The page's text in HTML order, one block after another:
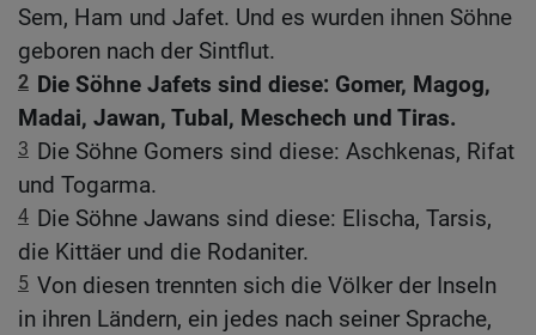
Sem, Ham und Jafet. Und es wurden ihnen Söhne
geboren nach der Sintflut.
2 Die Söhne Jafets sind diese: Gomer, Magog,
Madai, Jawan, Tubal, Meschech und Tiras.
3 Die Söhne Gomers sind diese: Aschkenas, Rifat
und Togarma.
4 Die Söhne Jawans sind diese: Elischa, Tarsis,
die Kittäer und die Rodaniter.
5 Von diesen trennten sich die Völker der Inseln
in ihren Ländern, ein jedes nach seiner Sprache,